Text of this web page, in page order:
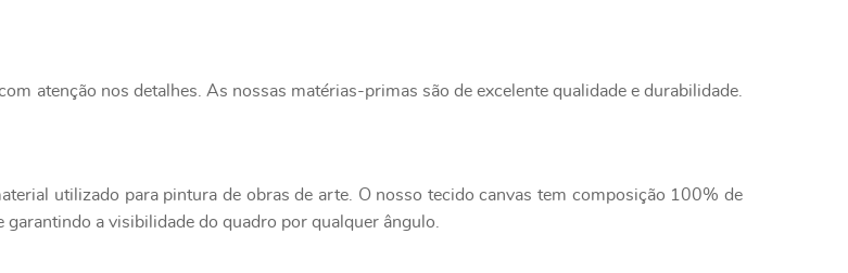
atenção nos detalhes. As nossas matérias-primas são de excelente qualidade e durabilidade.
utilizado para pintura de obras de arte. O nosso tecido canvas tem composição 100% de
a visibilidade do quadro por qualquer ângulo.